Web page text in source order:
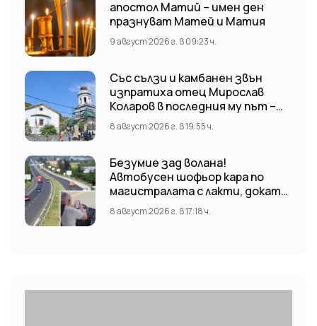
апостол Матий – имен ден
празнуват Матей и Матия
9 август 2026 г. в 09:23 ч.
Със сълзи и камбанен звън
изпратиха отец Мирослав
Коларов в последния му път –
Пловдивският митрополит
Николай отслужи опелото
8 август 2026 г. в 19:55 ч.
Безумие зад волана!
Автобусен шофьор кара по
магистралата с лакти, докато
гледа TikTok
8 август 2026 г. в 17:18 ч.